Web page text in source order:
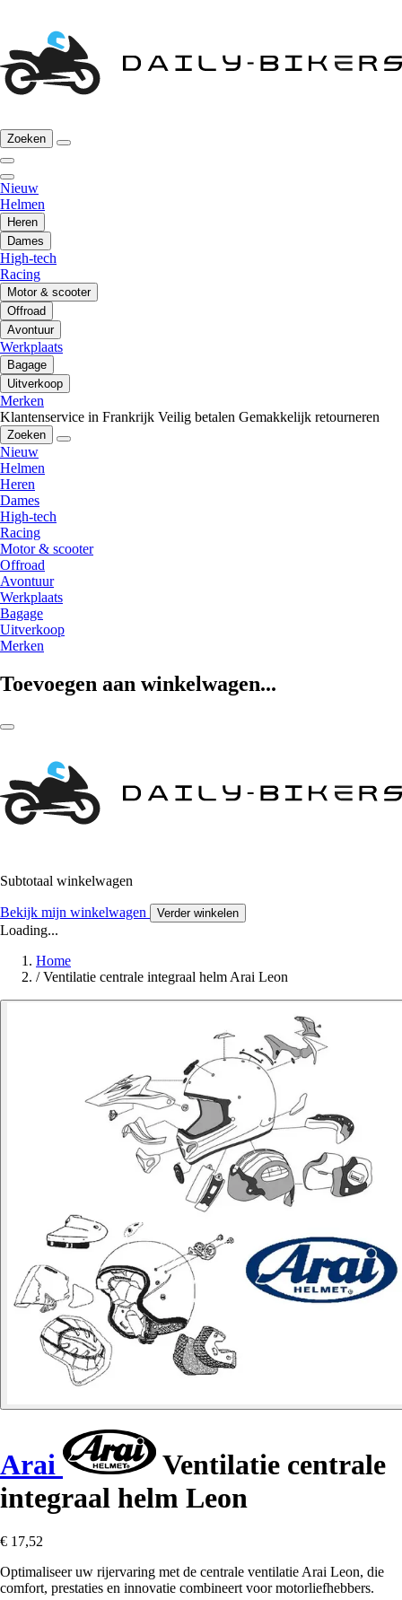
Zoeken
Nieuw
Helmen
Heren
Dames
High-tech
Racing
Motor & scooter
Offroad
Avontuur
Werkplaats
Bagage
Uitverkoop
Merken
Klantenservice in Frankrijk Veilig betalen Gemakkelijk retourneren
Zoeken
Nieuw
Helmen
Heren
Dames
High-tech
Racing
Motor & scooter
Offroad
Avontuur
Werkplaats
Bagage
Uitverkoop
Merken
Toevoegen aan winkelwagen...
Subtotaal winkelwagen
Bekijk mijn winkelwagen Verder winkelen
Loading...
Home
/ Ventilatie centrale integraal helm Arai Leon
Arai
Ventilatie centrale
integraal helm Leon
€ 17,52
Optimaliseer uw rijervaring met de centrale ventilatie Arai Leon, die
comfort, prestaties en innovatie combineert voor motorliefhebbers.